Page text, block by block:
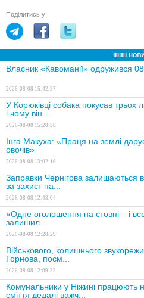
Поділитись у:
інші
Власник «Кавоманії» одружився
2026-08-08 15:42:37
У Корюківці собака покусав
і чому він...
2026-08-08 15:28:38
Інга Макуха: «Праця на землі
овочів»
2026-08-08 13:02:16
Заправки Чернігова залишаються
за захист па...
2026-08-08 12:48:04
«Одне оголошення на стовпі – і
залишил...
2026-08-08 12:28:29
Військового, колишнього
Горнова, посм...
2026-08-08 12:09:33
Комунальники у Ніжині працюють
сміття дедалі важч...